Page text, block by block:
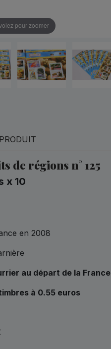
pour zoomer
de régions n° 125
x 10
en 2008
au départ de la France
à 0.55 euros